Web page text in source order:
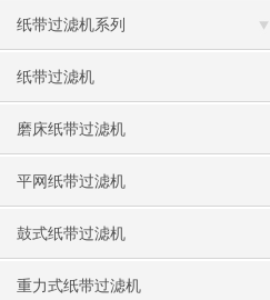
纸带过滤机系列
纸带过滤机
磨床纸带过滤机
平网纸带过滤机
鼓式纸带过滤机
重力式纸带过滤机